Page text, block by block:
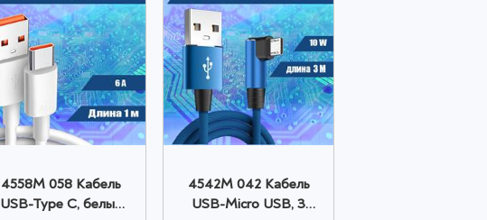
4558M 058 Кабель
USB-Type C, белый
4542M 042 Кабель
USB-Micro USB, 3